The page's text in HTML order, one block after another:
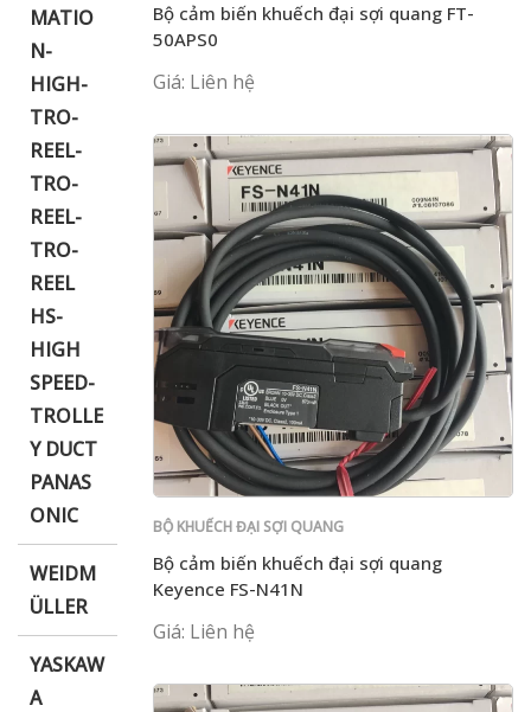
MATIO
N-
HIGH-
TRO-
REEL-
TRO-
REEL-
TRO-
REEL
HS-
HIGH
SPEED-
TROLLE
Y DUCT
PANAS
ONIC
WEIDM
ÜLLER
YASKAW
A
Bộ cảm biến khuếch đại sợi quang FT-
50APS0
Giá: Liên hệ
BỘ KHUẾCH ĐẠI SỢI QUANG
Bộ cảm biến khuếch đại sợi quang
Keyence FS-N41N
Giá: Liên hệ